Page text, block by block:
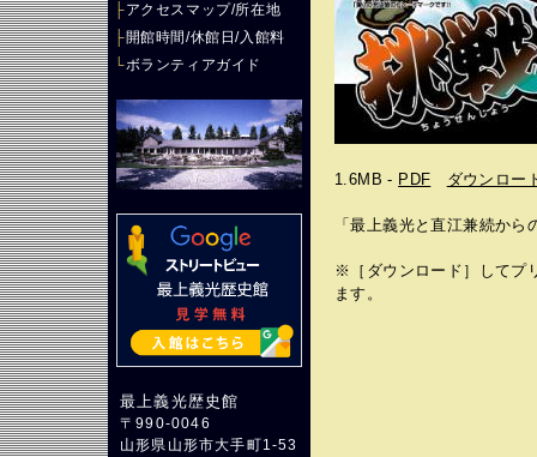
├アクセスマップ/所在地
├開館時間/休館日/入館料
└ボランティアガイド
最上義光歴史館
〒990-0046
山形県山形市大手町1-53
1.6MB - PDF ダウンロー
「最上義光と直江兼続か
※［ダウンロード］してプ
ます。